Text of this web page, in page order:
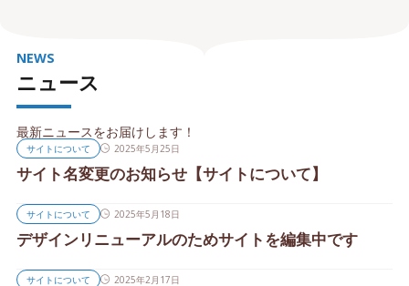
ニュース
NEWS
最新ニュースをお届けします！
サイトについて 2025年5月25日
サイト名変更のお知らせ【サイトについて】
サイトについて 2025年5月18日
デザインリニューアルのためサイトを編集中です
サイトについて 2025年2月17日